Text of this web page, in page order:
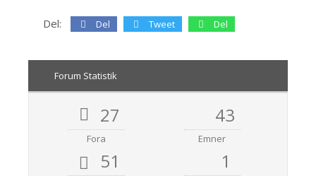
Del: Del Tweet Del
Forum Statistik
27
Fora
43
Emner
51 1